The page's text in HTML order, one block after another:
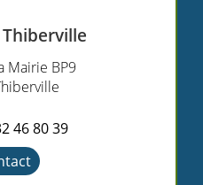
Mairie BP9
46 80 39